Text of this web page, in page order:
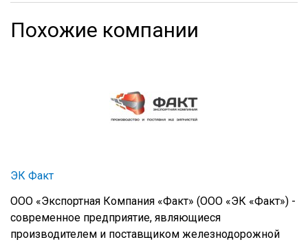
Похожие компании
ЭК Факт
ООО «Экспортная Компания «Факт» (ООО «ЭК «Факт») -
современное предприятие, являющиеся
производителем и поставщиком железнодорожной